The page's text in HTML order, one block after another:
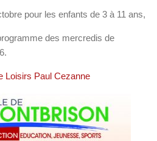
pour les enfants de 3 à 11 ans,
des mercredis de
Loisirs Paul Cezanne